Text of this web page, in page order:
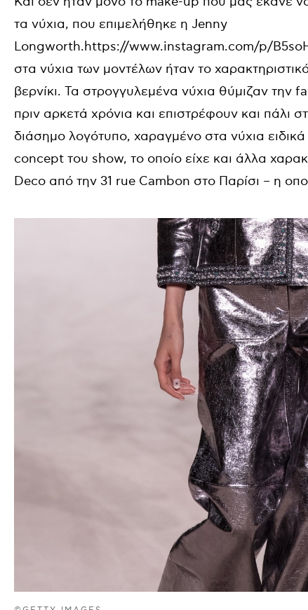
τα νύχια, που επιμελήθηκε η Jenny
Longworth.https://www.instagram.com/p/
στα νύχια των μοντέλων ήταν το
βερνίκι. Τα στρογγυλεμένα νύχια θύμιζαν
πριν αρκετά χρόνια και επιστρέφουν και πάλι
διάσημο λογότυπο, χαραγμένο στα νύχια ειδικά
concept του show, το οποίο είχε και άλλα
Deco από την 31 rue Cambon στο Παρίσι – η